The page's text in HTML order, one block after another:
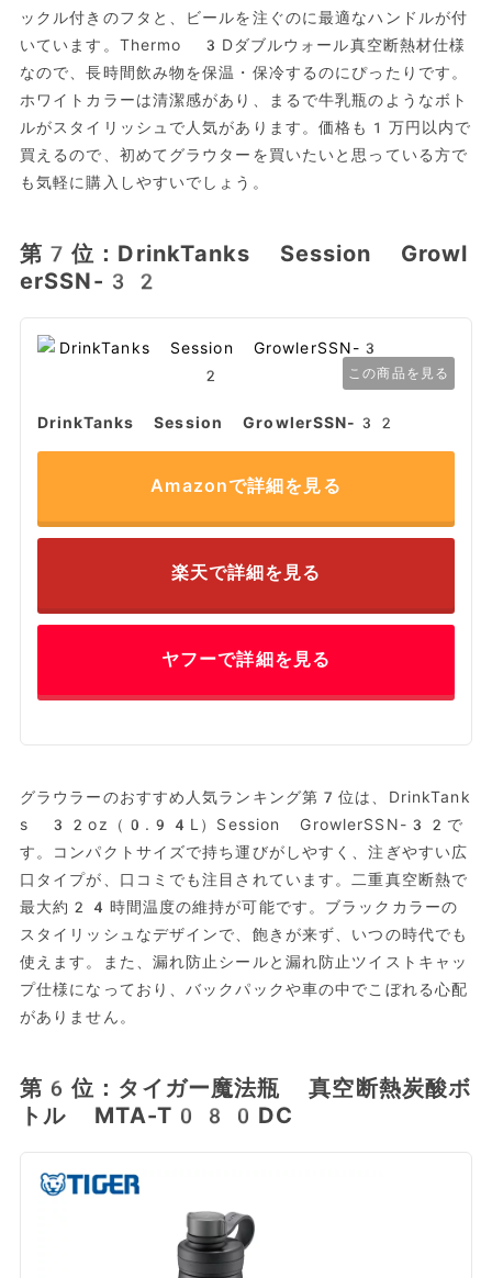
ックル付きのフタと、ビールを注ぐのに最適なハンドルが付
いています。Thermo 3Dダブルウォール真空断熱材仕様
なので、長時間飲み物を保温・保冷するのにぴったりです。
ホワイトカラーは清潔感があり、まるで牛乳瓶のようなボト
ルがスタイリッシュで人気があります。価格も1万円以内で
買えるので、初めてグラウターを買いたいと思っている方で
も気軽に購入しやすいでしょう。
第7位：DrinkTanks Session Growl
erSSN-32
この商品を見る
DrinkTanks Session GrowlerSSN-32
Amazonで詳細を見る
楽天で詳細を見る
ヤフーで詳細を見る
グラウラーのおすすめ人気ランキング第7位は、DrinkTank
s 32oz（0.94L）Session GrowlerSSN-32で
す。コンパクトサイズで持ち運びがしやすく、注ぎやすい広
口タイプが、口コミでも注目されています。二重真空断熱で
最大約24時間温度の維持が可能です。ブラックカラーの
スタイリッシュなデザインで、飽きが来ず、いつの時代でも
使えます。また、漏れ防止シールと漏れ防止ツイストキャッ
プ仕様になっており、バックパックや車の中でこぼれる心配
がありません。
第6位：タイガー魔法瓶 真空断熱炭酸ボ
トル MTA-T080DC